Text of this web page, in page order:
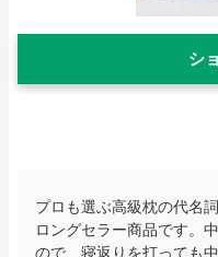
シ
プロも選ぶ高級枕の代名
ロングセラー商品です。
ので、寝返りを打っても